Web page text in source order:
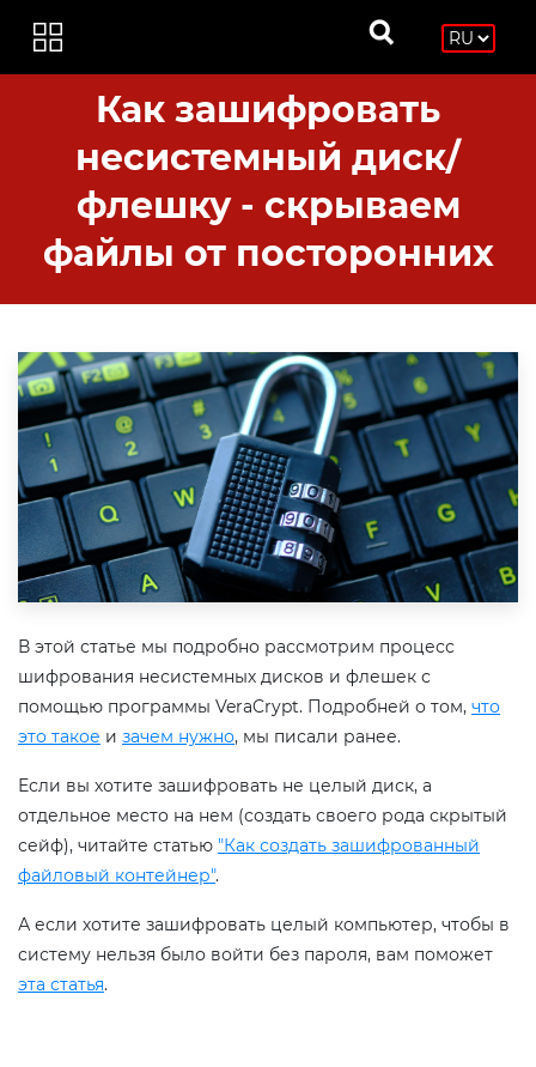
Как зашифровать
несистемный диск/
флешку - скрываем
файлы от посторонних
В этой статье мы подробно рассмотрим процесс
шифрования несистемных дисков и флешек с
помощью программы VeraCrypt. Подробней о том, что
это такое и зачем нужно, мы писали ранее.
Если вы хотите зашифровать не целый диск, а
отдельное место на нем (создать своего рода скрытый
сейф), читайте статью "Как создать зашифрованный
файловый контейнер".
А если хотите зашифровать целый компьютер, чтобы в
систему нельзя было войти без пароля, вам поможет
эта статья.